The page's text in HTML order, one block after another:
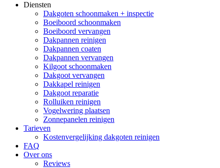
Diensten
Dakgoten schoonmaken + inspectie
Boeiboord schoonmaken
Boeiboord vervangen
Dakpannen reinigen
Dakpannen coaten
Dakpannen vervangen
Kilgoot schoonmaken
Dakgoot vervangen
Dakkapel reinigen
Dakgoot reparatie
Rolluiken reinigen
Vogelwering plaatsen
Zonnepanelen reinigen
Tarieven
Kostenvergelijking dakgoten reinigen
FAQ
Over ons
Reviews